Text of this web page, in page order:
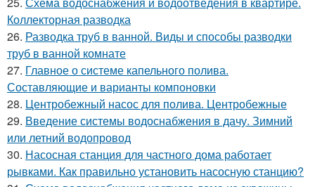
Коллекторная разводка
26. Разводка труб в ванной. Виды и способы разводки
труб в ванной комнате
27. Главное о системе капельного полива.
Составляющие и варианты компоновки
28. Центробежный насос для полива. Центробежные
29. Введение системы водоснабжения в дачу. Зимний
или летний водопровод
30. Насосная станция для частного дома работает
рывками. Как правильно установить насосную станцию?